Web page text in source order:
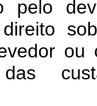
pelo
ou
das